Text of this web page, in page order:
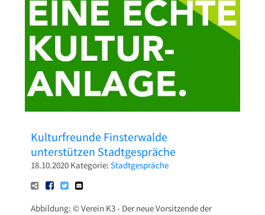
Sponsoring
Kulturfreunde Finsterwalde
unterstützen Stadtgespräche
18.10.2020 Kategorie:Stadtgespräche
Abbildung: © Verein K3 - Der neue Vorsitzende der